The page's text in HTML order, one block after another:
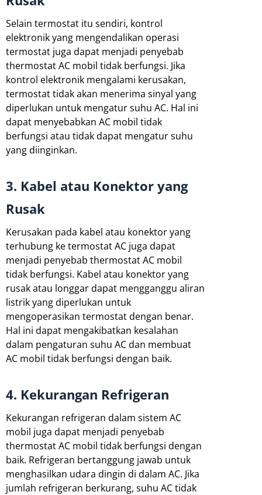
Selain termostat itu sendiri, kontrol
elektronik yang mengendalikan operasi
termostat juga dapat menjadi penyebab
thermostat AC mobil tidak berfungsi. Jika
kontrol elektronik mengalami kerusakan,
termostat tidak akan menerima sinyal yang
diperlukan untuk mengatur suhu AC. Hal ini
dapat menyebabkan AC mobil tidak
berfungsi atau tidak dapat mengatur suhu
yang diinginkan.
3. Kabel atau Konektor yang
Rusak
Kerusakan pada kabel atau konektor yang
terhubung ke termostat AC juga dapat
menjadi penyebab thermostat AC mobil
tidak berfungsi. Kabel atau konektor yang
rusak atau longgar dapat mengganggu aliran
listrik yang diperlukan untuk
mengoperasikan termostat dengan benar.
Hal ini dapat mengakibatkan kesalahan
dalam pengaturan suhu AC dan membuat
AC mobil tidak berfungsi dengan baik.
4. Kekurangan Refrigeran
Kekurangan refrigeran dalam sistem AC
mobil juga dapat menjadi penyebab
thermostat AC mobil tidak berfungsi dengan
baik. Refrigeran bertanggung jawab untuk
menghasilkan udara dingin di dalam AC. Jika
jumlah refrigeran berkurang, suhu AC tidak